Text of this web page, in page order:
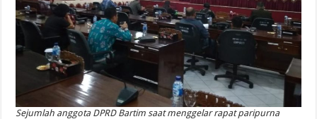
Sejumlah anggota DPRD Bartim saat menggelar rapat paripurna